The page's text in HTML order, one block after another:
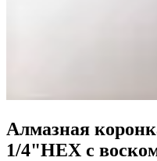
Алмазная
1/4"HEX с